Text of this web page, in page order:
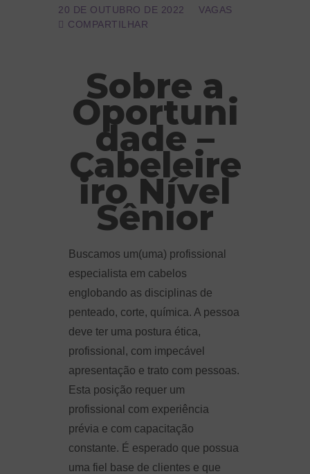
20 DE OUTUBRO DE 2022
VAGAS
COMPARTILHAR
Sobre a
Oportuni
dade –
Cabeleire
iro Nível
Sênior
Buscamos um(uma) profissional
especialista em cabelos
englobando as disciplinas de
penteado, corte, química. A pessoa
deve ter uma postura ética,
profissional, com impecável
apresentação e trato com pessoas.
Esta posição requer um
profissional com experiência
prévia e com capacitação
constante. É esperado que possua
uma fiel base de clientes e que